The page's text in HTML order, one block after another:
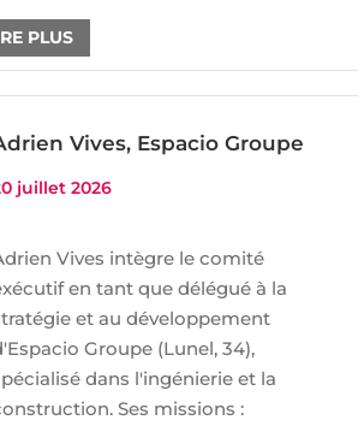
PLUS
Vives, Espacio Groupe
juillet 2026
Vives intègre le comité
en tant que délégué à la
et au développement
Groupe (Lunel, 34),
dans l'ingénierie et la
Ses missions :